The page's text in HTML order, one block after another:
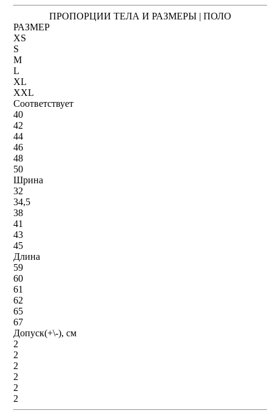
ПРОПОРЦИИ ТЕЛА И РАЗМЕРЫ | ПОЛО
РАЗМЕР
XS
S
M
L
XL
XXL
Соответствует
40
42
44
46
48
50
Шрина
32
34,5
38
41
43
45
Длина
59
60
61
62
65
67
Допуск(+\-), см
2
2
2
2
2
2